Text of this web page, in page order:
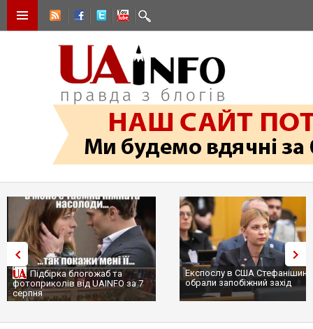
Підбірка блогожаб та
фотоприколів від UAINFO за 7
серпня
Експослу в США
обрали запобіжний захід